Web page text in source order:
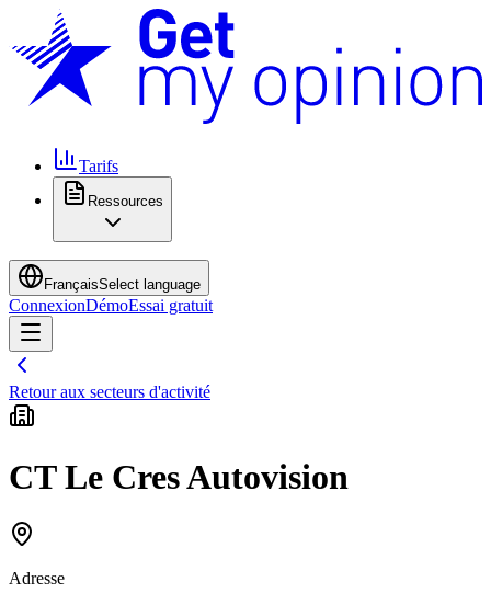
Tarifs
Ressources
FrançaisSelect language
ConnexionDémoEssai gratuit
Retour aux secteurs d'activité
CT Le Cres Autovision
Adresse